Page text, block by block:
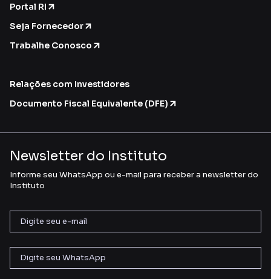
Portal RI
Seja Fornecedor
Trabalhe Conosco
Relações com Investidores
Documento Fiscal Equivalente (DFE)
Newsletter do Instituto
Informe seu WhatsApp ou e-mail para receber a newsletter do
Instituto